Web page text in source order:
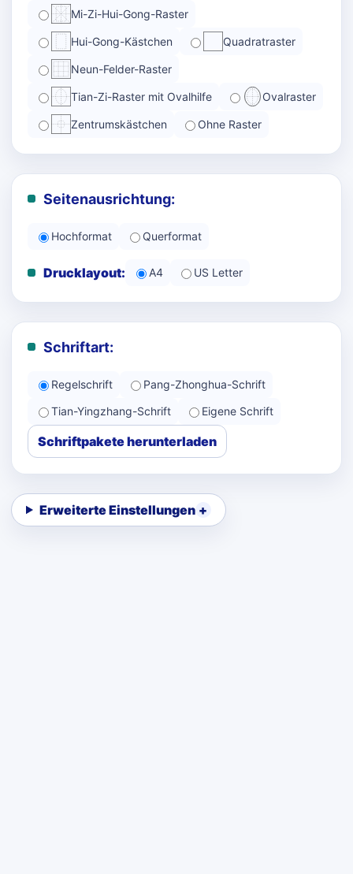
Mi-Zi-Hui-Gong-Raster
Hui-Gong-Kästchen Quadratraster
Neun-Felder-Raster
Tian-Zi-Raster mit Ovalhilfe Ovalraster
Zentrumskästchen Ohne Raster
Seitenausrichtung:
Hochformat Querformat
Drucklayout: A4 US Letter
Schriftart:
Regelschrift
Pang-Zhonghua-Schrift
Tian-Yingzhang-Schrift
Eigene Schrift
Schriftpakete herunterladen
Erweiterte Einstellungen